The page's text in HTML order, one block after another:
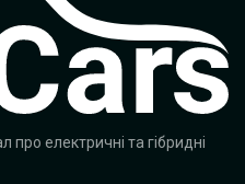
про електричні та гібридні